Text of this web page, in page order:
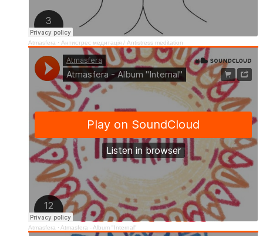
Atmasfera · Антистрес медитація / Аntistress meditation
Atmasfera · Atmasfera - Album "Internal"